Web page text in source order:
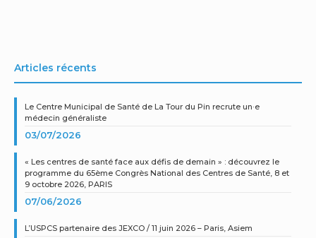
Articles récents
Le Centre Municipal de Santé de La Tour du Pin recrute un·e
médecin généraliste
03/07/2026
« Les centres de santé face aux défis de demain » : découvrez le
programme du 65ème Congrès National des Centres de Santé, 8 et
9 octobre 2026, PARIS
07/06/2026
L’USPCS partenaire des JEXCO / 11 juin 2026 – Paris, Asiem